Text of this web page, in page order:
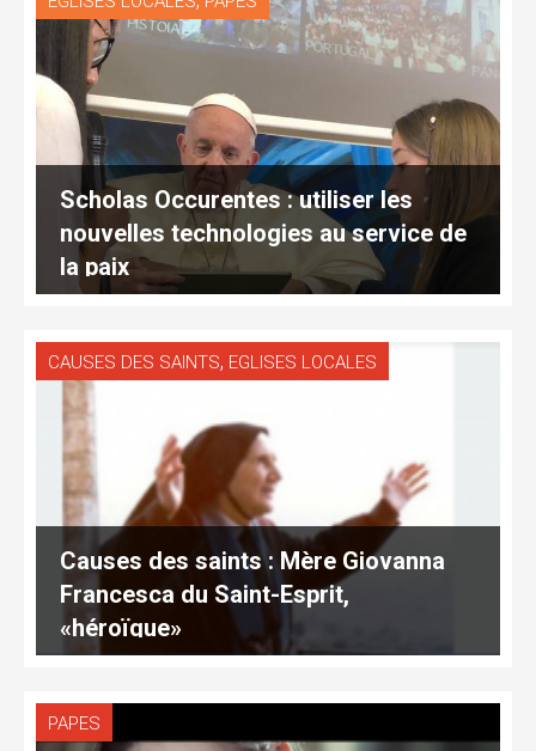
Scholas Occurentes : utiliser les
nouvelles technologies au service de
la paix
CAUSES DES SAINTS, EGLISES LOCALES
Causes des saints : Mère Giovanna
Francesca du Saint-Esprit,
«héroïque»
PAPES